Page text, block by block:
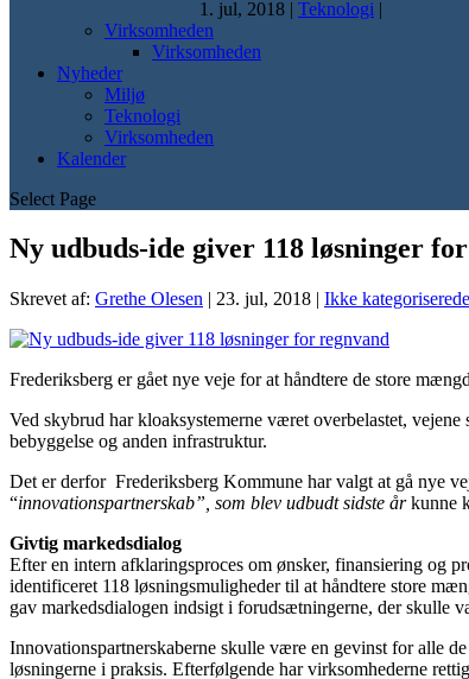
1. jul, 2018 | Teknologi |
Virksomheden
Virksomheden
Nyheder
Miljø
Teknologi
Virksomheden
Kalender
Select Page
Ny udbuds-ide giver 118 løsninger
Skrevet af: Grethe Olesen | 23. jul, 2018 | Ikke kategoriserede
Frederiksberg er gået nye veje for at håndtere de store
Ved skybrud har kloaksystemerne været overbelastet,
bebyggelse og anden infrastruktur.
Det er derfor Frederiksberg Kommune har valgt at gå nye
“innovationspartnerskab”, som blev udbudt sidste årkunne
Givtig markedsdialog
Efter en intern afklaringsproces om ønsker, finansiering og
identificeret 118 løsningsmuligheder til at håndtere store
gav markedsdialogen indsigt i forudsætningerne, der skulle
Innovationspartnerskaberne skulle være en gevinst for alle
løsningerne i praksis. Efterfølgende har virksomhederne